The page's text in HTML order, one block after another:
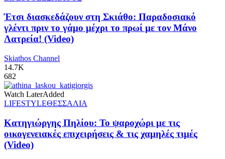
Έτσι διασκεδάζουν στη Σκιάθο: Παραδοσιακό
γλέντι πριν το γάμο μέχρι το πρωί με τον Μάνο
Λατρεία! (Video)
Skiathos Channel
14.7K
682
Watch LaterAdded
LIFESTYLEΘΕΣΣΑΛΙΑ
Κατηγιώργης Πηλίου: Το ψαροχώρι με τις
οικογενειακές επιχειρήσεις & τις χαμηλές τιμές
(Video)